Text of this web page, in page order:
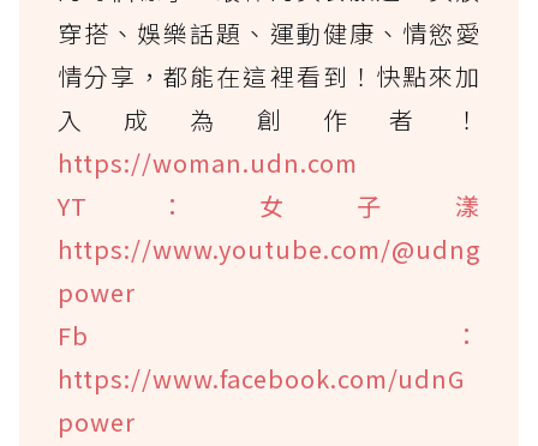
穿搭、娛樂話題、運動健康、情慾愛
情分享，都能在這裡看到！快點來加
入成為創作者！
https://woman.udn.com
YT：女子漾
https://www.youtube.com/@udng
power
Fb：
https://www.facebook.com/udnG
power